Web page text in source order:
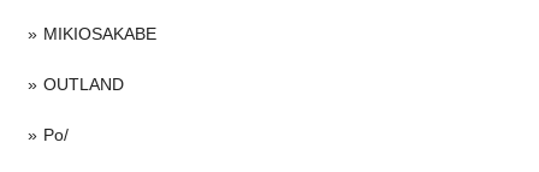
MIKIOSAKABE
OUTLAND
Po/